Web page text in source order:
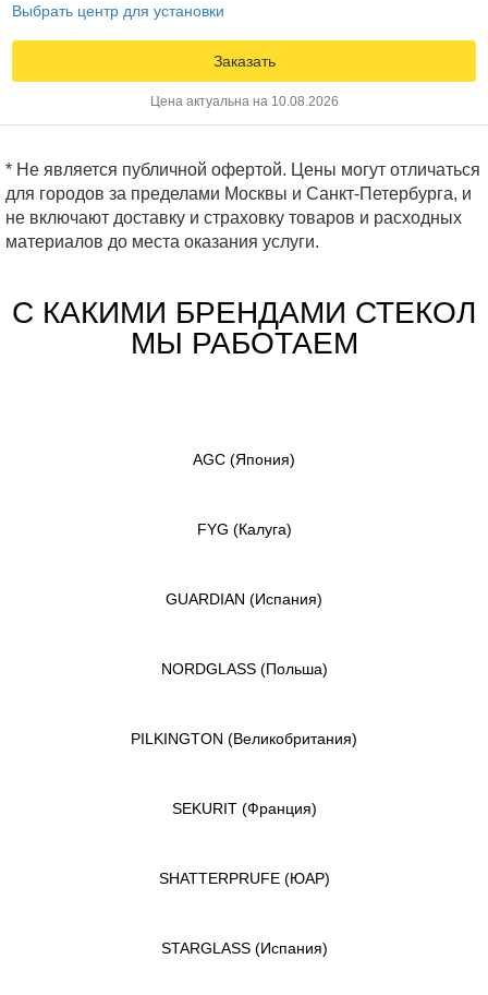
Выбрать центр для установки
Заказать
Цена актуальна на 10.08.2026
* Не является публичной офертой. Цены могут отличаться
для городов за пределами Москвы и Санкт-Петербурга, и
не включают доставку и страховку товаров и расходных
материалов до места оказания услуги.
С КАКИМИ БРЕНДАМИ СТЕКОЛ
МЫ РАБОТАЕМ
AGC (Япония)
FYG (Калуга)
GUARDIAN (Испания)
NORDGLASS (Польша)
PILKINGTON (Великобритания)
SEKURIT (Франция)
SHATTERPRUFE (ЮАР)
STARGLASS (Испания)